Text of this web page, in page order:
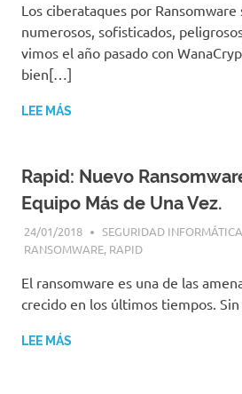
Los ciberataques por Ransomware
numerosos, sofisticados,
vimos el año pasado con
bien[…]
LEE MÁS
Rapid: Nuevo
Equipo Más de Una Vez.
24/01/2018
SEGURIDAD
RANSOMWARE, RAPID
El ransomware es una de las
crecido en los últimos tiempos.
LEE MÁS